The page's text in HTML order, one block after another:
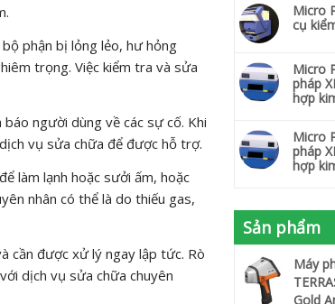
phận bị lỏng lẻo, hư hỏng
trọng. Việc kiểm tra và sửa
người dùng về các sự cố. Khi
vụ sửa chữa để được hỗ trợ.
làm lạnh hoặc sưởi ấm, hoặc
nhân có thể là do thiếu gas,
cần được xử lý ngay lập tức. Rò
dịch vụ sửa chữa chuyên
Micro
cụ
Micro
pháp
hợp
Micro
pháp
hợp
Sản phẩm
Máy
Gold